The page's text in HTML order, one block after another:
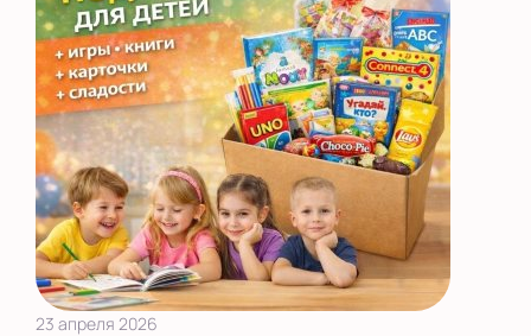
23 апреля 2026